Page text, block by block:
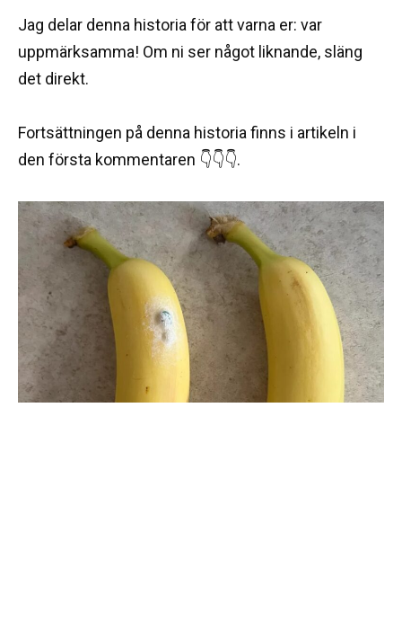
Jag delar denna historia för att varna er: var
uppmärksamma! Om ni ser något liknande, släng
det direkt.
Fortsättningen på denna historia finns i artikeln i
den första kommentaren 👇👇👇.